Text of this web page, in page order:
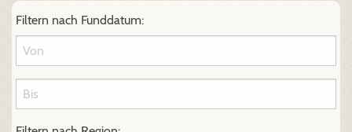
Filtern nach Funddatum: